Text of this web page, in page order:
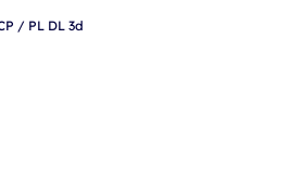
/ PL DL 3d